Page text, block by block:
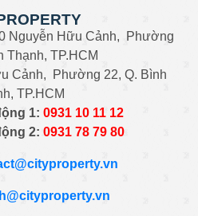
Nguyễn Hữu Cảnh, Phường
Thạnh, TP.HCM
Cảnh, Phường 22, Q. Bình
TP.HCM
1: 0931 10 11 12
2: 0931 78 79 80